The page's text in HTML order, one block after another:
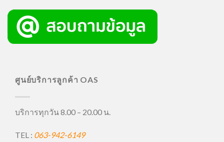
ศูนย์บริการลูกค้า OAS
บริการทุกวัน 8.00 – 20.00 น.
TEL : 063-942-6149